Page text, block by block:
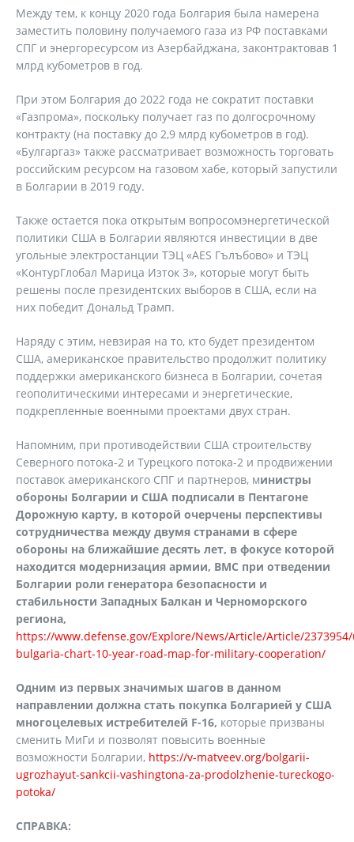
Между тем, к концу 2020 года Болгария была намерена
заместить половину получаемого газа из РФ поставками
СПГ и энергоресурсом из Азербайджана, законтрактовав 1
млрд кубометров в год.
При этом Болгария до 2022 года не сократит поставки
«Газпрома», поскольку получает газ по долгосрочному
контракту (на поставку до 2,9 млрд кубометров в год).
«Булгаргаз» также рассматривает возможность торговать
российским ресурсом на газовом хабе, который запустили
в Болгарии в 2019 году.
Также остается пока открытым вопросомэнергетической
политики США в Болгарии являются инвестиции в две
угольные электростанции ТЭЦ «AES Гълъбово» и ТЭЦ
«КонтурГлобал Марица Изток 3», которые могут быть
решены после президентских выборов в США, если на
них победит Дональд Трамп.
Наряду с этим, невзирая на то, кто будет президентом
США, американское правительство продолжит политику
поддержки американского бизнеса в Болгарии, сочетая
геополитическими интересами и энергетические,
подкрепленные военными проектами двух стран.
Напомним, при противодействии США строительству
Северного потока-2 и Турецкого потока-2 и продвижении
поставок американского СПГ и партнеров, министры
обороны Болгарии и США подписали в Пентагоне
Дорожную карту, в которой очерчены перспективы
сотрудничества между двумя странами в сфере
обороны на ближайшие десять лет, в фокусе которой
находится модернизация армии, ВМС при отведении
Болгарии роли генератора безопасности и
стабильности Западных Балкан и Черноморского
региона,
https://www.defense.gov/Explore/News/Article/Article/
bulgaria-chart-10-year-road-map-for-military-cooperation/
Одним из первых значимых шагов в данном
направлении должна стать покупка Болгарией у США
многоцелевых истребителей F-16, которые призваны
сменить МиГи и позволят повысить военные
возможности Болгарии, https://v-matveev.org/bolgarii-
ugrozhayut-sankcii-vashingtona-za-prodolzhenie-tureckogo-
potoka/
СПРАВКА: